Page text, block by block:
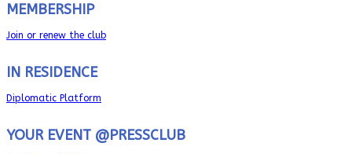
MEMBERSHIP
Join or renew the club
IN RESIDENCE
Diplomatic Platform
YOUR EVENT @PRESSCLUB